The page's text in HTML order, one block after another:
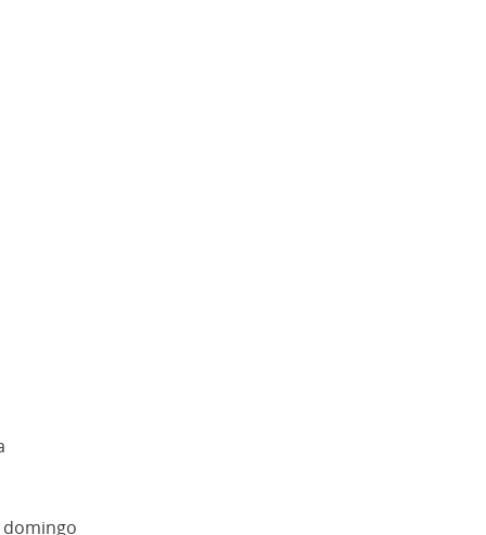
domingo